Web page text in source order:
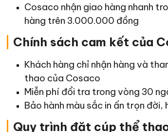
Cosaco nhận giao hàng nhanh
hàng trên 3.000.000 đồng
Chính sách cam kết của
Khách hàng chỉ nhận hàng và
thao của Cosaco
Miễn phí đổi tra trong vòng 30
Bảo hành màu sắc in ấn trọn
Quy trình đặt cúp thể